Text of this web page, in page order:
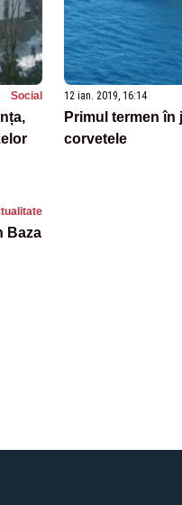
Social 12 ian. 2019, 16:14
Primul termen
corvetele
Baza